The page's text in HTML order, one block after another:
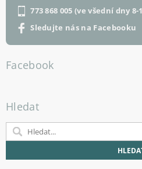
773 868 005 (ve všední dny 8-
Sledujte nás na Facebooku
Facebook
Hledat